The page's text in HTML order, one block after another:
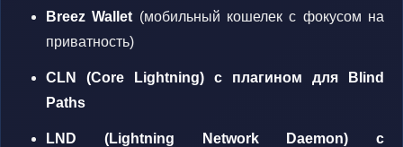
Breez Wallet (мобильный кошелек с фокусом на
приватность)
CLN (Core Lightning) с плагином для Blind
Paths
LND (Lightning Network Daemon) с